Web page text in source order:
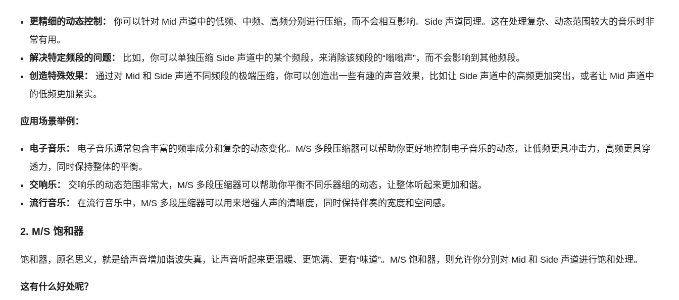
更精细的动态控制：
你可以针对 Mid 声道中的低频、中频、高频分别进行压缩，而不会相互影响。Side 声道同理。这在处理复杂、动态范围较大的音乐时非
常有用。
解决特定频段的问题：
比如，你可以单独压缩 Side 声道中的某个频段，来消除该频段的“嗡嗡声”，而不会影响到其他频段。
创造特殊效果：
通过对 Mid 和 Side 声道不同频段的极端压缩，你可以创造出一些有趣的声音效果，比如让 Side 声道中的高频更加突出，或者让 Mid 声道中
的低频更加紧实。
应用场景举例：
电子音乐：
电子音乐通常包含丰富的频率成分和复杂的动态变化。M/S 多段压缩器可以帮助你更好地控制电子音乐的动态，让低频更具冲击力，高频更具穿
透力，同时保持整体的平衡。
交响乐：
交响乐的动态范围非常大，M/S 多段压缩器可以帮助你平衡不同乐器组的动态，让整体听起来更加和谐。
流行音乐：
在流行音乐中，M/S 多段压缩器可以用来增强人声的清晰度，同时保持伴奏的宽度和空间感。
2. M/S 饱和器
饱和器，顾名思义，就是给声音增加谐波失真，让声音听起来更温暖、更饱满、更有“味道”。M/S 饱和器，则允许你分别对 Mid 和 Side 声道进行饱和处理。
这有什么好处呢？